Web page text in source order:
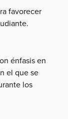
favorecer
énfasis en
el que se
los